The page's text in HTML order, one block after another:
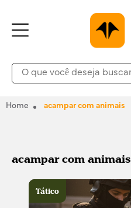
Home acampar com animais
acampar com animais
Tático